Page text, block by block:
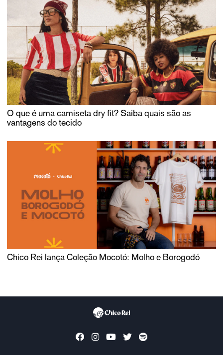
O que é uma camiseta dry fit? Saiba quais são as
vantagens do tecido
Chico Rei lança Coleção Mocotó: Molho e Borogodó